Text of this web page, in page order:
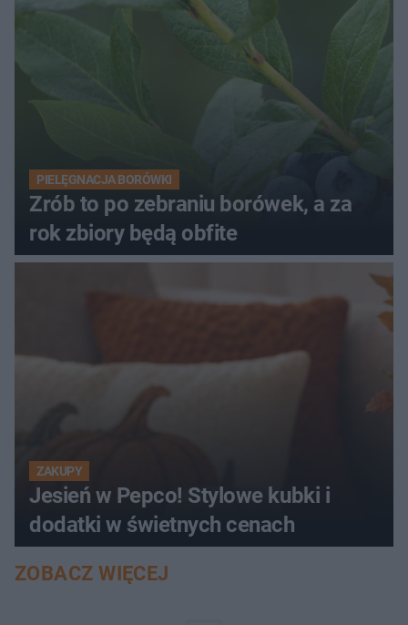
PIELĘGNACJA BORÓWKI
Zrób to po zebraniu borówek, a za
rok zbiory będą obfite
ZAKUPY
Jesień w Pepco! Stylowe kubki i
dodatki w świetnych cenach
ZOBACZ WIĘCEJ